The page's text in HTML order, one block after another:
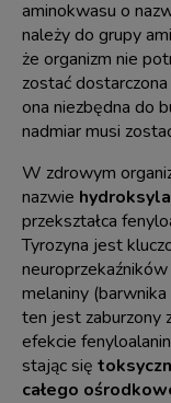
aminokwasu o
należy do grupy
że organizm nie
zostać
ona niezbędna do
nadmiar musi
W zdrowym
nazwie
przekształca
Tyrozyna jest
melaniny
ten jest zaburzony
efekcie
stając się
całego